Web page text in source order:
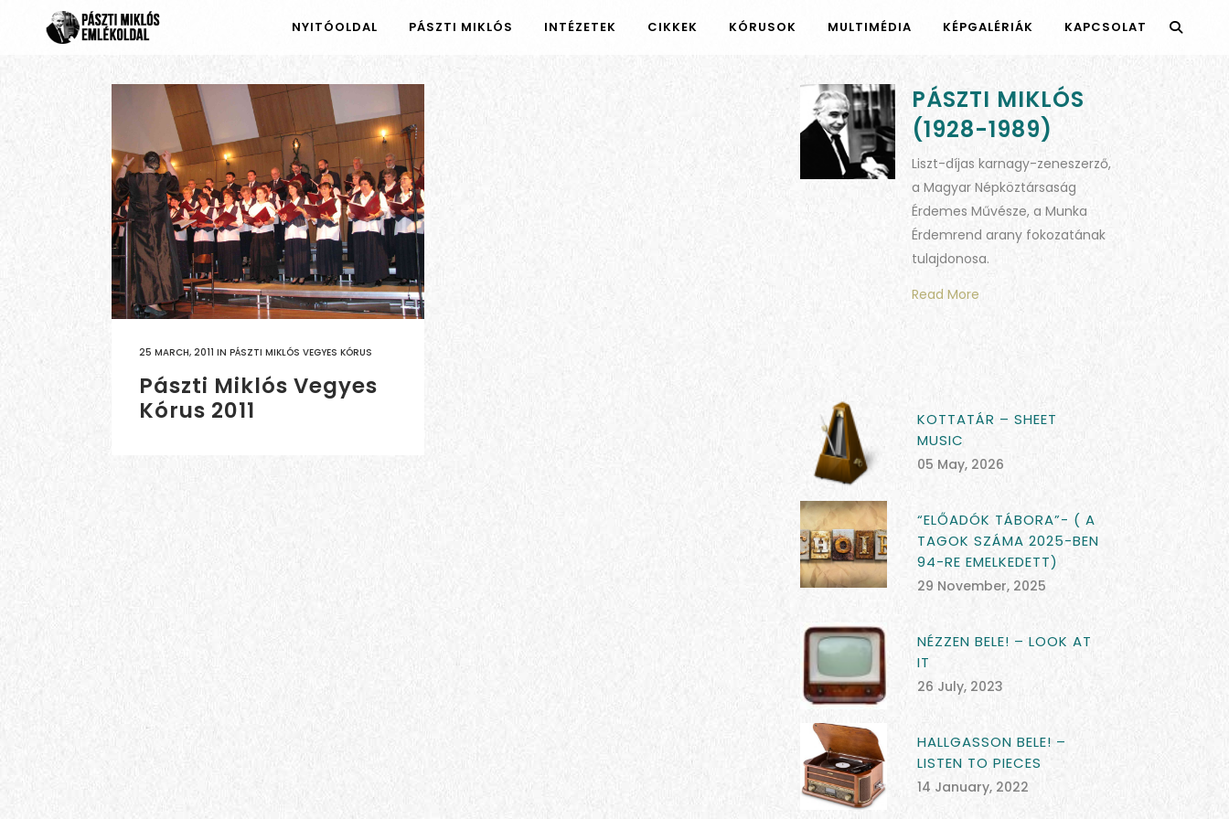
NYITÓOLDAL PÁSZTI MIKLÓS INTÉZETEK CIKKEK KÓRUSOK MULTIMÉDIA KÉPGALÉRIÁK KAPCSOLAT
25 MARCH, 2011 IN PÁSZTI MIKLÓS VEGYES KÓRUS
Pászti Miklós Vegyes
Kórus 2011
PÁSZTI MIKLÓS
(1928-1989)
Liszt-díjas karnagy-zeneszerző,
a Magyar Népköztársaság
Érdemes Művésze, a Munka
Érdemrend arany fokozatának
tulajdonosa.
Read More
KOTTATÁR – SHEET
MUSIC
05 May, 2026
“ELŐADÓK TÁBORA”- ( A
TAGOK SZÁMA 2025-BEN
94-RE EMELKEDETT)
29 November, 2025
NÉZZEN BELE! – LOOK AT
IT
26 July, 2023
HALLGASSON BELE! –
LISTEN TO PIECES
14 January, 2022